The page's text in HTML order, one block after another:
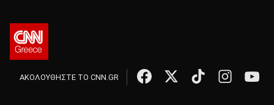
ΑΚΟΛΟΥΘΗΣΤΕ ΤΟ CNN.GR